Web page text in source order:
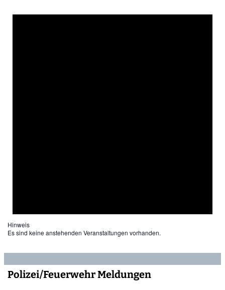
Hinweis
Es sind keine anstehenden Veranstaltungen vorhanden.
Polizei/Feuerwehr Meldungen